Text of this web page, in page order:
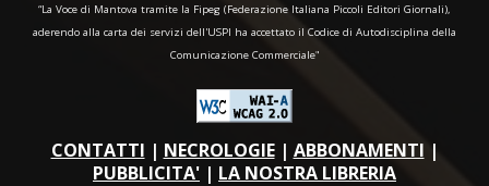
“La Voce di Mantova tramite la Fipeg (Federazione Italiana Piccoli Editori Giornali),
aderendo alla carta dei servizi dell'USPI ha accettato il Codice di Autodisciplina della
Comunicazione Commerciale"
CONTATTI | NECROLOGIE| ABBONAMENTI |
PUBBLICITA' | LA NOSTRA LIBRERIA